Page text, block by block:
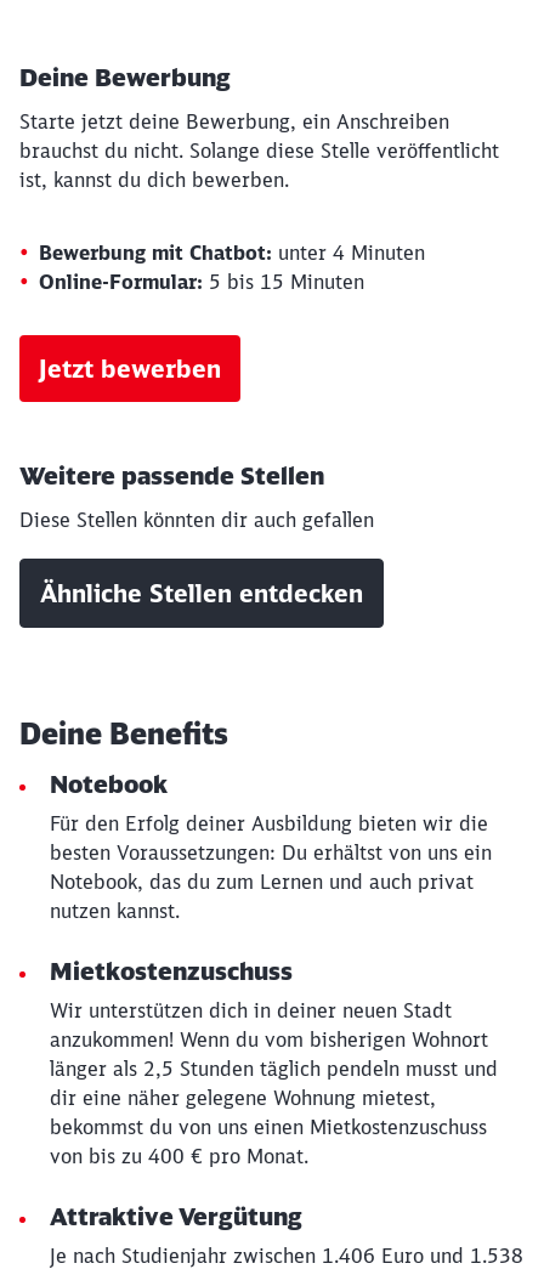
Deine Bewerbung
Starte jetzt deine Bewerbung, ein Anschreiben
brauchst du nicht. Solange diese Stelle veröffentlicht
ist, kannst du dich bewerben.
Bewerbung mit Chatbot: unter 4 Minuten
Online-Formular: 5 bis 15 Minuten
Jetzt bewerben
Weitere passende Stellen
Diese Stellen könnten dir auch gefallen
Ähnliche Stellen entdecken
Deine Benefits
Notebook
Für den Erfolg deiner Ausbildung bieten wir die
besten Voraussetzungen: Du erhältst von uns ein
Notebook, das du zum Lernen und auch privat
nutzen kannst.
Mietkostenzuschuss
Wir unterstützen dich in deiner neuen Stadt
anzukommen! Wenn du vom bisherigen Wohnort
länger als 2,5 Stunden täglich pendeln musst und
dir eine näher gelegene Wohnung mietest,
bekommst du von uns einen Mietkostenzuschuss
von bis zu 400 € pro Monat.
Attraktive Vergütung
Je nach Studienjahr zwischen 1.406 Euro und 1.538
werden?
Abbrechen